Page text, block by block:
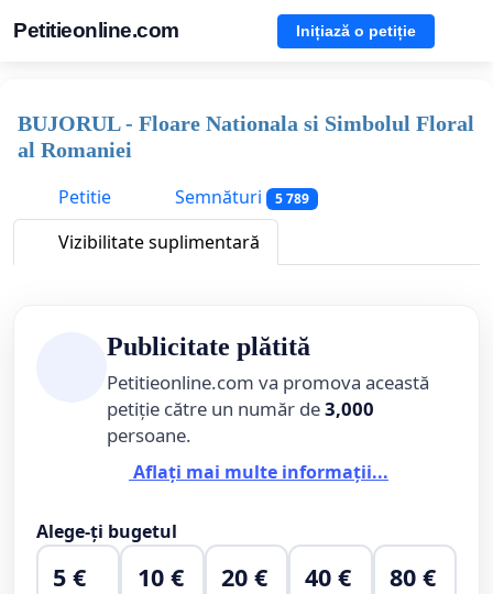
Petitieonline.com Inițiază o petiție
BUJORUL - Floare Nationala si Simbolul Floral
al Romaniei
Petitie
Semnături 5 789
Vizibilitate suplimentară
Publicitate plătită
Petitieonline.com va promova această
petiție către un număr de3,000
persoane.
Aflați mai multe informații...
Alege-ți bugetul
5 € 10 € 20 € 40 € 80 €